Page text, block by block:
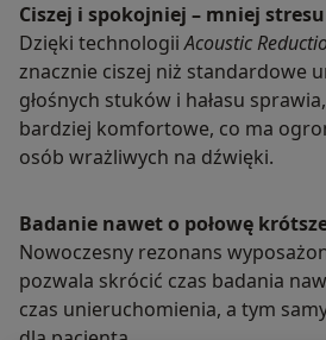
Ciszej i spokojniej – mniej stresu
Dzięki technologiiAcoustic
znacznie ciszej niż standardowe
głośnych stuków i hałasu
bardziej komfortowe, co ma
osób wrażliwych na dźwięki.
Badanie nawet o połowę
Nowoczesny rezonans
pozwala skrócić czas badania
czas unieruchomienia, a tym